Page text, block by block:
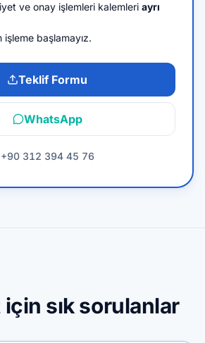
ve onay işlemleri kalemleri ayrı
başlamayız.
Teklif Formu
WhatsApp
+90 312 394 45 76
sık sorulanlar